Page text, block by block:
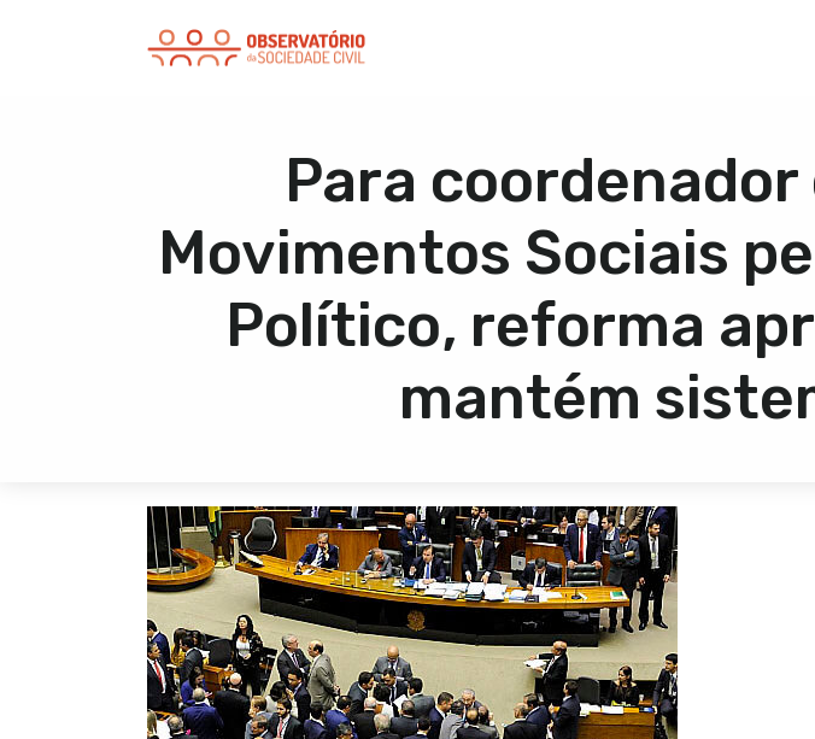
Para
Movimentos Sociais
Político, reforma
mantém
Notícias
Publicações
Contato